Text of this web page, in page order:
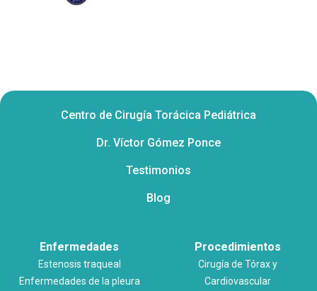
Centro de Cirugía Torácica Pediátrica
Dr. Víctor Gómez Ponce
Testimonios
Blog
Enfermedades
Estenosis traqueal
Enfermedades de la pleura
Procedimientos
Cirugía de Tórax y
Cardiovascular